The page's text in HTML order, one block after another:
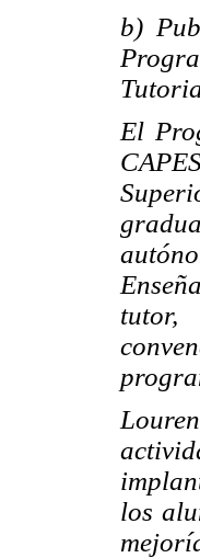
b)
El
tutor,
los